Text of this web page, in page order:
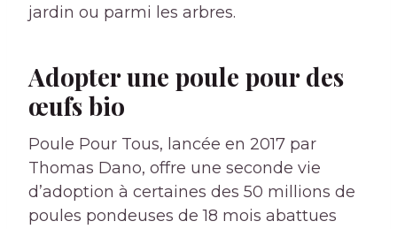
jardin ou parmi les arbres.
Adopter une poule pour des
œufs bio
Poule Pour Tous, lancée en 2017 par
Thomas Dano, offre une seconde vie
d’adoption à certaines des 50 millions de
poules pondeuses de 18 mois abattues